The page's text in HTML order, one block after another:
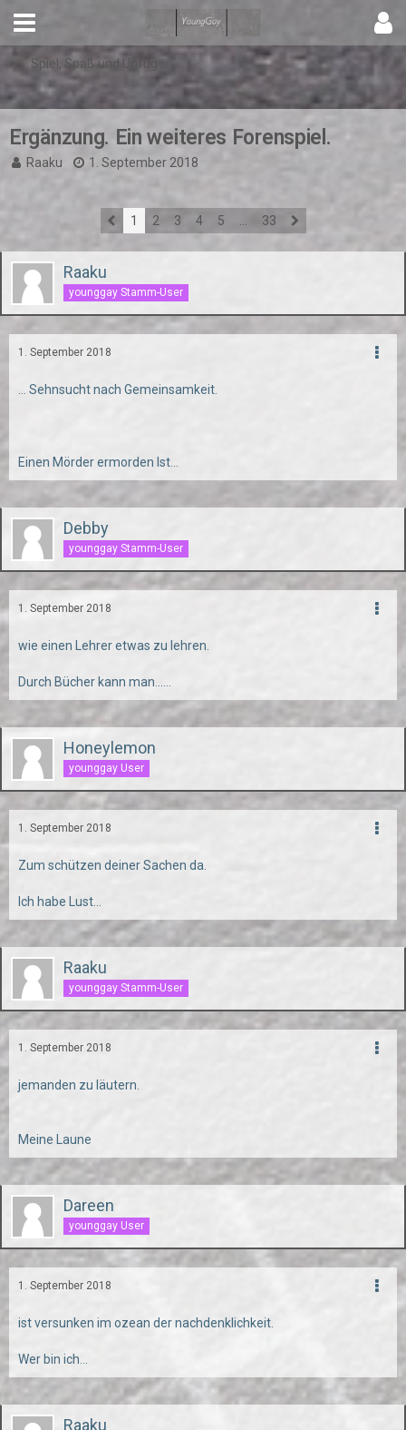
Spiel, Spaß und Unfug
Ergänzung. Ein weiteres Forenspiel.
Raaku 1. September 2018
1 2 3 4 5 33
Raaku
younggay Stamm-User
1. September 2018
... Sehnsucht nach Gemeinsamkeit.
Einen Mörder ermorden Ist...
Debby
younggay Stamm-User
1. September 2018
wie einen Lehrer etwas zu lehren.
Durch Bücher kann man......
Honeylemon
younggay User
1. September 2018
Zum schützen deiner Sachen da.
Ich habe Lust...
Raaku
younggay Stamm-User
1. September 2018
jemanden zu läutern.
Meine Laune
Dareen
younggay User
1. September 2018
ist versunken im ozean der nachdenklichkeit.
Wer bin ich...
Raaku